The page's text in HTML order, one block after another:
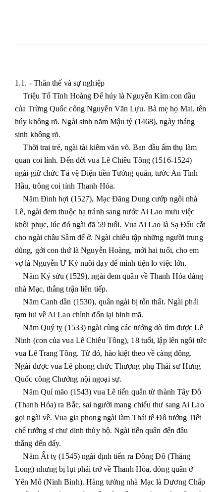
1.1. - Thân thế và sự nghiệp
Triệu Tổ Tĩnh Hoàng Đế húy là Nguyễn Kim con đầu
của Trừng Quốc công Nguyễn Văn Lựu. Bà mẹ họ Mai, tên
húy không rõ. Ngài sinh năm Mậu tý (1468), ngày tháng
sinh không rõ.
Thời trai trẻ, ngài tài kiêm văn võ. Ban đầu ấm thụ làm
quan coi lính. Đến đời vua Lê Chiêu Tông (1516-1524)
ngài giữ chức Tả vệ Điện tiền Tướng quân, tước An Tĩnh
Hầu, trông coi tỉnh Thanh Hóa.
Năm Đinh hợi (1527), Mạc Đăng Dung cướp ngôi nhà
Lê, ngài đem thuộc hạ tránh sang nước Ai Lao mưu việc
khôi phục, lúc đó ngài đã 59 tuổi. Vua Ai Lao là Sạ Đẩu cắt
cho ngài châu Sầm để ở. Ngài chiêu tập những người trung
dũng, gởi con thứ là Nguyễn Hoàng, mới hai tuổi, cho em
vợ là Nguyễn Ư Kỷ nuôi dạy để mình tiện lo việc lớn.
Năm Kỷ sửu (1529), ngài đem quân về Thanh Hóa đáng
nhà Mạc, thắng trận liên tiếp.
Năm Canh dần (1530), quân ngài bị tổn thất. Ngài phải
tạm lui về Ai Lao chỉnh đốn lại binh mã.
Năm Quý tỵ (1533) ngài cùng các tướng dò tìm được Lê
Ninh (con của vua Lê Chiêu Tông), 18 tuổi, lập lên ngôi tức
vua Lê Trang Tông. Từ đó, hào kiệt theo về càng đông.
Ngài được vua Lê phong chức Thượng phụ Thái sư Hưng
Quốc công Chưởng nội ngoại sự.
Năm Quí mão (1543) vua Lê tiến quân từ thành Tây Đô
(Thanh Hóa) ra Bắc, sai người mang chiếu thư sang Ai Lao
gọi ngài về. Vua gia phong ngài làm Thái tể Đô tướng Tiết
chế tướng sĩ chư dinh thủy bộ. Ngài tiến quân đến đâu
thắng đến đấy.
Năm Ất tỵ (1545) ngài định tiến ra Đông Đô (Thăng
Long) nhưng bị lụt phải trở về Thanh Hóa, đóng quân ở
Yên Mô (Ninh Bình). Hàng tướng nhà Mạc là Dương Chấp